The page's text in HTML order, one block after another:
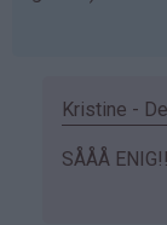
Kristine -
Som
SÅÅÅ